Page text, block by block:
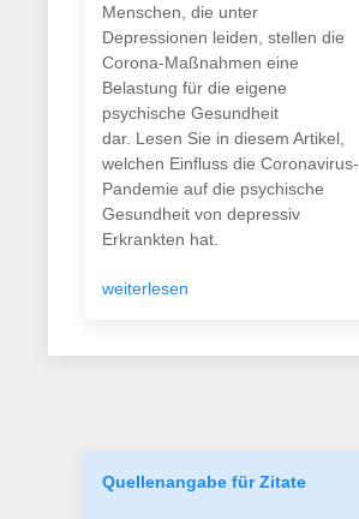
Menschen, die unter
Depressionen leiden, stellen die
Corona-Maßnahmen eine
Belastung für die eigene
psychische Gesundheit
dar. Lesen Sie in diesem Artikel,
welchen Einfluss die Coronavirus-
Pandemie auf die psychische
Gesundheit von depressiv
Erkrankten hat.
weiterlesen
Quellenangabe für Zitate